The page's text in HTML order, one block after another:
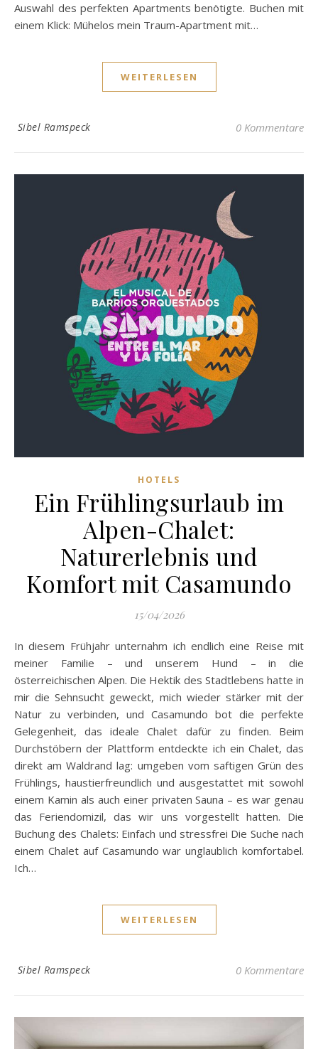
Auswahl des perfekten Apartments benötigte. Buchen mit
einem Klick: Mühelos mein Traum-Apartment mit…
WEITERLESEN
Sibel Ramspeck 0 Kommentare
HOTELS
Ein Frühlingsurlaub im
Alpen-Chalet:
Naturerlebnis und
Komfort mit Casamundo
15/04/2026
In diesem Frühjahr unternahm ich endlich eine Reise mit
meiner Familie – und unserem Hund – in die
österreichischen Alpen. Die Hektik des Stadtlebens hatte in
mir die Sehnsucht geweckt, mich wieder stärker mit der
Natur zu verbinden, und Casamundo bot die perfekte
Gelegenheit, das ideale Chalet dafür zu finden. Beim
Durchstöbern der Plattform entdeckte ich ein Chalet, das
direkt am Waldrand lag: umgeben vom saftigen Grün des
Frühlings, haustierfreundlich und ausgestattet mit sowohl
einem Kamin als auch einer privaten Sauna – es war genau
das Feriendomizil, das wir uns vorgestellt hatten. Die
Buchung des Chalets: Einfach und stressfrei Die Suche nach
einem Chalet auf Casamundo war unglaublich komfortabel.
Ich…
WEITERLESEN
Sibel Ramspeck 0 Kommentare